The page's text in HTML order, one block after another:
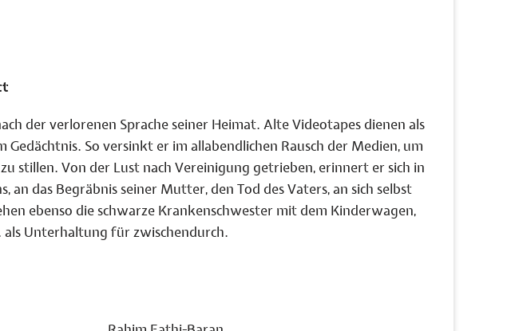
der verlorenen Sprache seiner Heimat. Alte Videotapes dienen als
So versinkt er im allabendlichen Rausch der Medien, um
stillen. Von der Lust nach Vereinigung getrieben, erinnert er sich in
an das Begräbnis seiner Mutter, den Tod des Vaters, an sich selbst
ebenso die schwarze Krankenschwester mit dem Kinderwagen,
als Unterhaltung für zwischendurch.